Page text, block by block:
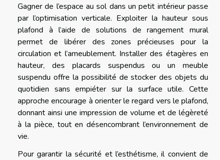
Gagner de l’espace au sol dans un petit intérieur passe
par l’optimisation verticale. Exploiter la hauteur sous
plafond à l’aide de solutions de rangement mural
permet de libérer des zones précieuses pour la
circulation et l’ameublement. Installer des étagères en
hauteur, des placards suspendus ou un meuble
suspendu offre la possibilité de stocker des objets du
quotidien sans empiéter sur la surface utile. Cette
approche encourage à orienter le regard vers le plafond,
donnant ainsi une impression de volume et de légèreté
à la pièce, tout en désencombrant l’environnement de
vie.
Pour garantir la sécurité et l’esthétisme, il convient de